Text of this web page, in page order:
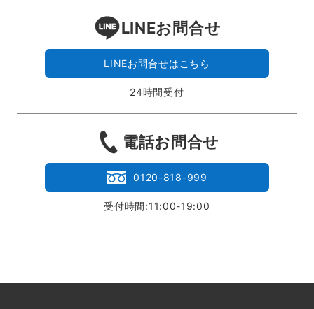
LINEお問合せ
LINEお問合せはこちら
24時間受付
電話お問合せ
0120-818-999
受付時間:11:00-19:00